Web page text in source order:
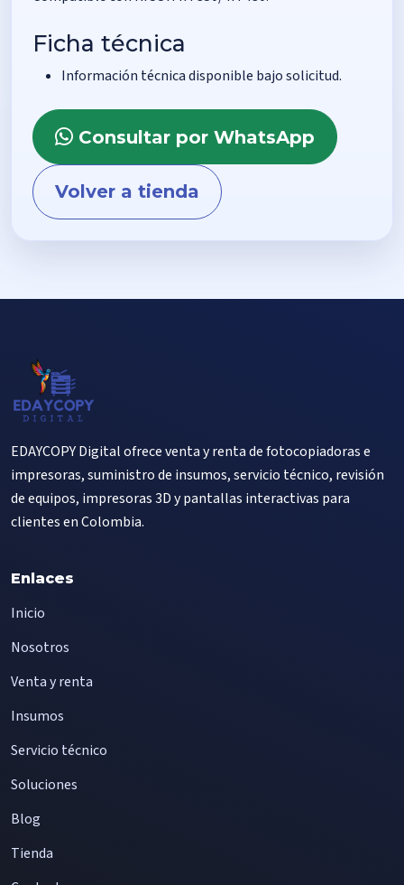
Ficha técnica
Información técnica disponible bajo solicitud.
Consultar por WhatsApp
Volver a tienda
EDAYCOPY Digital ofrece venta y renta de fotocopiadoras e
impresoras, suministro de insumos, servicio técnico, revisión
de equipos, impresoras 3D y pantallas interactivas para
clientes en Colombia.
Enlaces
Inicio
Nosotros
Venta y renta
Insumos
Servicio técnico
Soluciones
Blog
Tienda